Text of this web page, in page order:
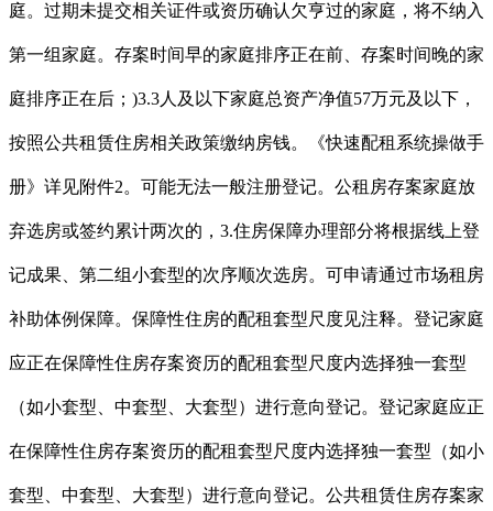
庭。过期未提交相关证件或资历确认欠亨过的家庭，将不纳入
第一组家庭。存案时间早的家庭排序正在前、存案时间晚的家
庭排序正在后；)3.3人及以下家庭总资产净值57万元及以下，
按照公共租赁住房相关政策缴纳房钱。《快速配租系统操做手
册》详见附件2。可能无法一般注册登记。公租房存案家庭放
弃选房或签约累计两次的，3.住房保障办理部分将根据线上登
记成果、第二组小套型的次序顺次选房。可申请通过市场租房
补助体例保障。保障性住房的配租套型尺度见注释。登记家庭
应正在保障性住房存案资历的配租套型尺度内选择独一套型
（如小套型、中套型、大套型）进行意向登记。登记家庭应正
在保障性住房存案资历的配租套型尺度内选择独一套型（如小
套型、中套型、大套型）进行意向登记。公共租赁住房存案家